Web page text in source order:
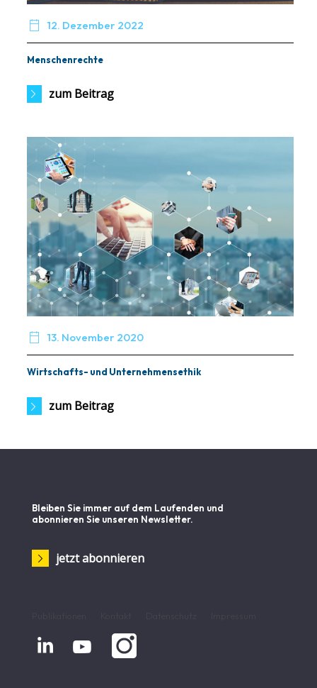
 12. Dezember 2022
Menschenrechte
zum Beitrag
 13. November 2020
Wirtschafts- und Unternehmensethik
zum Beitrag
Bleiben Sie immer auf dem Laufenden und
abonnieren Sie unseren Newsletter.
jetzt abonnieren
 